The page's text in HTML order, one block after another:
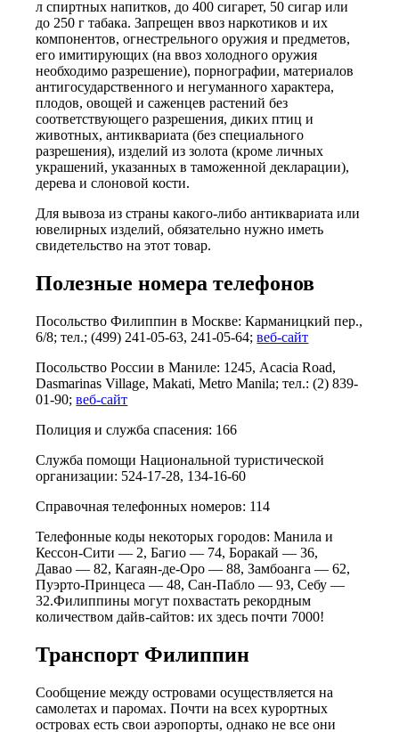
л спиртных напитков, до 400 сигарет, 50 сигар или
до 250 г табака. Запрещен ввоз наркотиков и их
компонентов, огнестрельного оружия и предметов,
его имитирующих (на ввоз холодного оружия
необходимо разрешение), порнографии, материалов
антигосударственного и негуманного характера,
плодов, овощей и саженцев растений без
соответствующего разрешения, диких птиц и
животных, антиквариата (без специального
разрешения), изделий из золота (кроме личных
украшений, указанных в таможенной декларации),
дерева и слоновой кости.
Для вывоза из страны какого-либо антиквариата или
ювелирных изделий, обязательно нужно иметь
свидетельство на этот товар.
Полезные номера телефонов
Посольство Филиппин в Москве: Карманицкий пер.,
6/8; тел.; (499) 241-05-63, 241-05-64;веб-сайт
Посольство России в Маниле: 1245, Acacia Road,
Dasmarinas Village, Makati, Metro Manila; тел.: (2) 839-
01-90;веб-сайт
Полиция и служба спасения: 166
Служба помощи Национальной туристической
организации: 524-17-28, 134-16-60
Справочная телефонных номеров: 114
Телефонные коды некоторых городов: Манила и
Кессон-Сити — 2, Багио — 74, Боракай — 36,
Давао — 82, Кагаян-де-Оро — 88, Замбоанга — 62,
Пуэрто-Принцеса — 48, Сан-Пабло — 93, Себу —
32.Филиппины могут похвастать рекордным
количеством дайв-сайтов: их здесь почти 7000!
Транспорт Филиппин
Сообщение между островами осуществляется на
самолетах и паромах. Почти на всех курортных
островах есть свои аэропорты, однако не все они